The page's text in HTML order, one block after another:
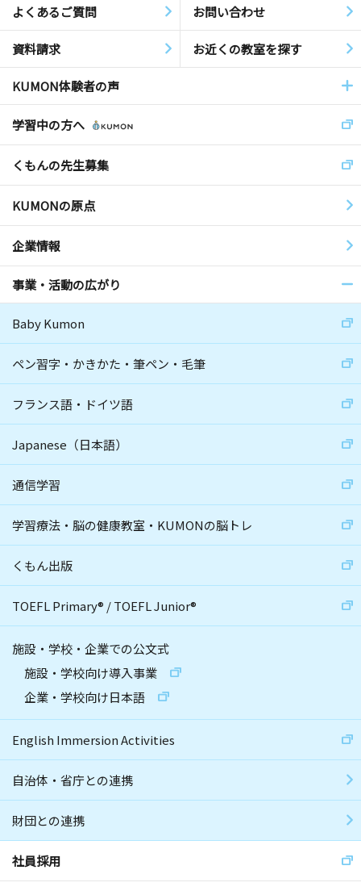
よくあるご質問 お問い合わせ
資料請求 お近くの教室を探す
KUMON体験者の声
学習中の方へ
くもんの先生募集
KUMONの原点
企業情報
事業・活動の広がり
Baby Kumon
ペン習字・かきかた・筆ペン・毛筆
フランス語・ドイツ語
Japanese（日本語）
通信学習
学習療法・脳の健康教室・KUMONの脳トレ
くもん出版
TOEFL Primary® /TOEFL Junior®
施設・学校・企業での公文式
施設・学校向け導入事業
企業・学校向け日本語
English Immersion Activities
自治体・省庁との連携
財団との連携
社員採用